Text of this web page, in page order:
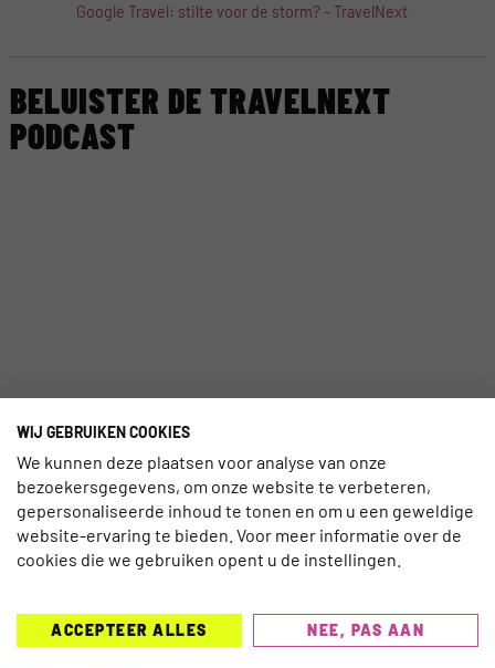
Google Travel: stilte voor de storm? - TravelNext
BELUISTER DE TRAVELNEXT
PODCAST
DAGEN
WIJ GEBRUIKEN COOKIES
We kunnen deze plaatsen voor analyse van onze
bezoekersgegevens, om onze website te verbeteren,
gepersonaliseerde inhoud te tonen en om u een geweldige
website-ervaring te bieden. Voor meer informatie over de
cookies die we gebruiken opent u de instellingen.
ACCEPTEER ALLES NEE, PAS AAN